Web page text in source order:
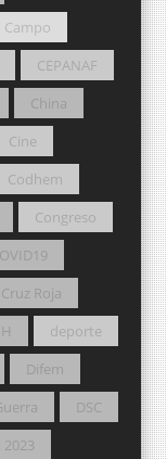
Campo
CEPANAF
China
Cine
Codhem
Congreso
Cruz Roja
deporte
Difem
DSC